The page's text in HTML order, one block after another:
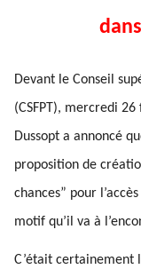
Devant le Conseil
(CSFPT), mercredi
Dussopt a annoncé
proposition de
chances” pour
motif qu’il va à
C’était certainement